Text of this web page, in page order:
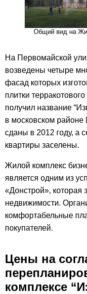
Общий вид на
На Первомайской
возведены четыре
фасад которых
плитки
получил название
в московском
сданы в 2012 году, а
квартиры заселены.
Жилой комплекс
является одним из
«Донстрой», которая
недвижимости.
комфортабельные
покупателей.
Цены на
комплексе